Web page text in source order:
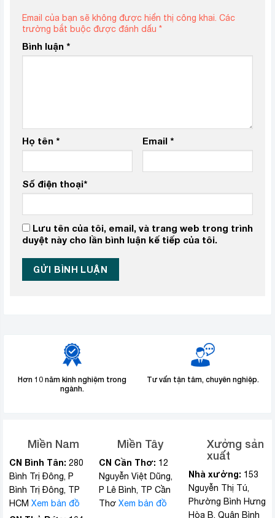
Email của bạn sẽ không được hiển thị công khai. Các
trường bắt buộc được đánh dấu *
Bình luận *
Họ tên * Email *
Số điện thoại*
Lưu tên của tôi, email, và trang web trong trình
duyệt này cho lần bình luận kế tiếp của tôi.
Hơn 10 năm kinh nghiệm trong
ngành.
Tư vấn tận tâm, chuyên nghiệp.
Miền Nam
CN Bình Tân: 280
Bình Trị Đông, P
Bình Trị Đông, TP
HCM Xem bản đồ
Miền Tây
CN Cần Thơ: 12
Nguyễn Việt Dũng,
P Lê Bình, TP Cần
Thơ Xem bản đồ
Xưởng sản
xuất
Nhà xưởng: 153
Nguyễn Thị Tú,
Phường Bình Hưng
Hòa B, Quận Bình